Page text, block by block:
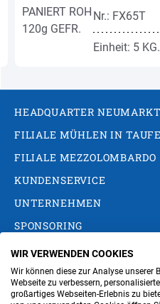
Nr.: FX65T
Einheit: 5 KG.
HEADQUARTER NEUMARKT
FILIALE MÜHLEN IN
FILIALE MEZZOLOMBARDO
KUNDENSERVICE
UNTERNEHMEN
SPONSORING
AGB Privacy Policy
Cookie-Einstellungen ändern
WIR VERWENDEN COOKIES
Wir können diese zur Analyse unserer
Webseite zu verbessern,
großartiges Webseiten-Erlebnis zu